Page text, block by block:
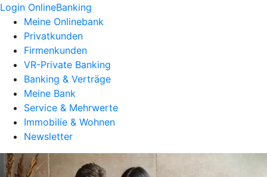
Login OnlineBanking
Meine Onlinebank
Privatkunden
Firmenkunden
VR-Private Banking
Banking & Verträge
Meine Bank
Service & Mehrwerte
Immobilie & Wohnen
Newsletter